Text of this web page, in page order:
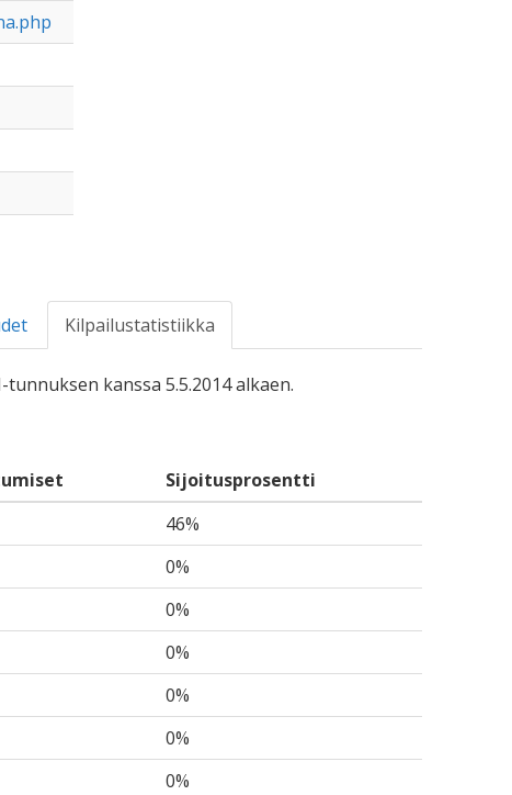
Kilpailustatistiikka
kanssa 5.5.2014 alkaen.
Sijoitusprosentti
46%
0%
0%
0%
0%
0%
0%